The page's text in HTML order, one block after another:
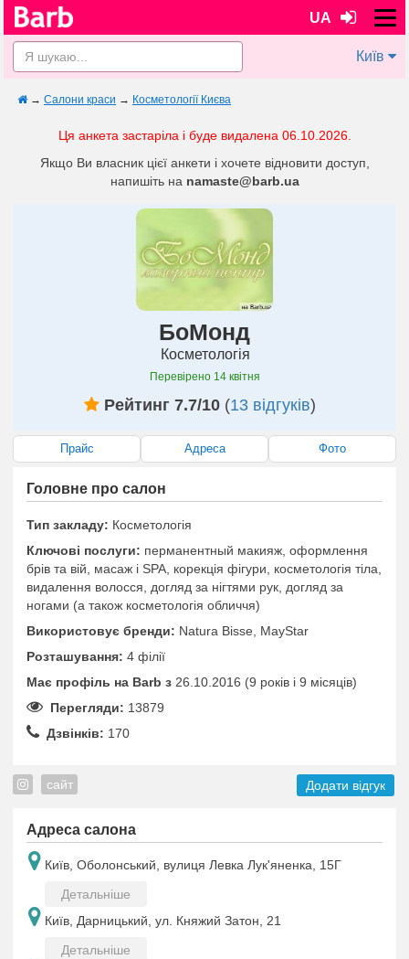
UA
Київ
→ Салони краси → Косметології Києва
Ця анкета застаріла і буде видалена 06.10.2026.
Якщо Ви власник цієї анкети і хочете відновити доступ,
напишіть на namaste@barb.ua
БоМонд
Косметологія
Перевірено 14 квітня
Рейтинг 7.7/10 (13 відгуків)
Прайс Адреса Фото
Головне про салон
Тип закладу: Косметологія
Ключові послуги: перманентный макияж, оформлення
брів та вій, масаж і SPA, корекція фігури, косметологія тіла,
видалення волосся, догляд за нігтями рук, догляд за
ногами (а також косметологія обличчя)
Використовує бренди: Natura Bisse, MayStar
Розташування: 4 філії
Має профіль на Barb з 26.10.2016 (9 років i 9 місяців)
Перегляди: 13879
Дзвінків: 170
сайт Додати відгук
Адреса салона
Київ, Оболонський, вулиця Левка Лук'яненка, 15Г
Детальніше
Київ, Дарницький, ул. Княжий Затон, 21
Детальніше